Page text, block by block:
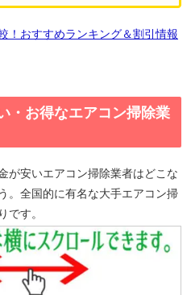
！おすすめランキング＆割引情報
・お得なエアコン掃除業
が安いエアコン掃除業者はどこな
。全国的に有名な大手エアコン掃
です。